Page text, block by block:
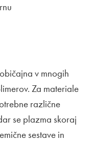
v mnogih
Za materiale
različne
se plazma skoraj
sestave in